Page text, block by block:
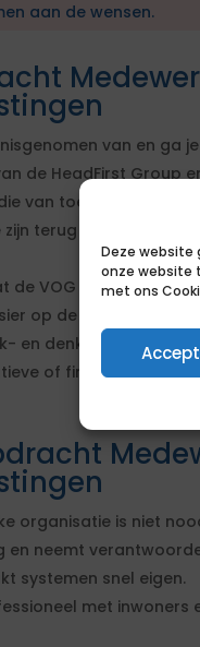
Deze website
onze website
met ons
aan de wensen.
van en ga
de HeadFirst Group
van toepassing zijn
terug te vinden op
VOG uiterlijk binnen
op de inhuurdesk is
en denkniveau.
of financieel-
organisatie is niet
en neemt
systemen snel eigen.
met inwoners